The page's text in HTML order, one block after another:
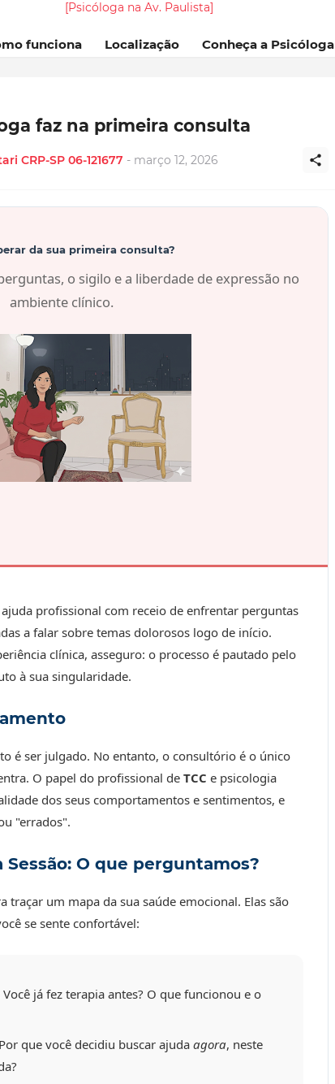
[Psicóloga na Av. Paulista]
funciona Localização Conheça a Psicóloga
faz na primeira consulta
CRP-SP 06-121677 - março 12, 2026
da sua primeira consulta?
o sigilo e a liberdade de expressão no
ambiente clínico.
profissional com receio de enfrentar perguntas
a falar sobre temas dolorosos logo de início.
clínica, asseguro: o processo é pautado pelo
à sua singularidade.
é ser julgado. No entanto, o consultório é o único
O papel do profissional de TCC e psicologia
dos seus comportamentos e sentimentos, e
"errados".
O que perguntamos?
traçar um mapa da sua saúde emocional. Elas são
se sente confortável:
Você já fez terapia antes? O que funcionou e o
Por que você decidiu buscar ajuda agora, neste